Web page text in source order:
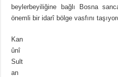
beylerbeyiliğine bağlı Bosna
önemli bir idarî bölge vasfını
Kan
ûnî
Sult
an